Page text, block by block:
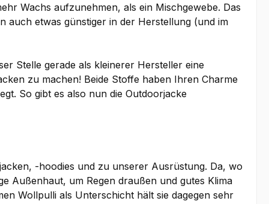
Wachs aufzunehmen, als ein Mischgewebe. Das
auch etwas günstiger in der Herstellung (und im
Stelle gerade als kleinerer Hersteller eine
zu machen! Beide Stoffe haben Ihren Charme
So gibt es also nun die Outdoorjacke
-hoodies und zu unserer Ausrüstung. Da, wo
Außenhaut, um Regen draußen und gutes Klima
Wollpulli als Unterschicht hält sie dagegen sehr